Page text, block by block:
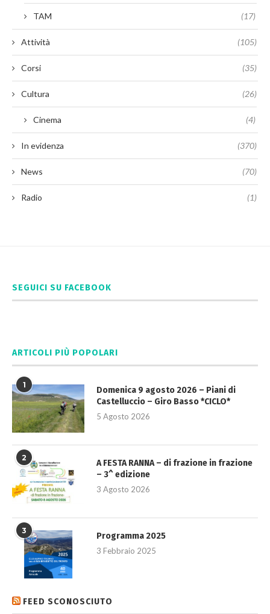
TAM (17)
Attività (105)
Corsi (35)
Cultura (26)
Cinema (4)
In evidenza (370)
News (70)
Radio (1)
SEGUICI SU FACEBOOK
ARTICOLI PIÙ POPOLARI
1
Domenica 9 agosto 2026 – Piani di
Castelluccio – Giro Basso *CICLO*
5 Agosto 2026
2
A FESTA RANNA – di frazione in frazione
– 3^ edizione
3 Agosto 2026
3
Programma 2025
3 Febbraio 2025
FEED SCONOSCIUTO